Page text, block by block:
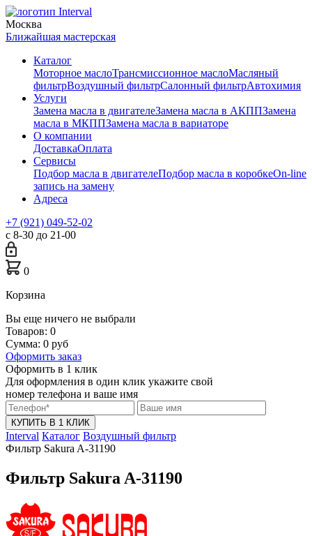
Москва
Ближайшая мастерская
Каталог
Моторное маслоТрансмиссионное маслоМасляный
фильтрВоздушный фильтрСалонный фильтрАвтохимия
Услуги
Замена масла в двигателеЗамена масла в АКППЗамена
масла в МКППЗамена масла в вариаторе
О компании
ДоставкаОплата
Сервисы
Подбор масла в двигателеПодбор масла в коробкеOn-line
запись на замену
Адреса
+7 (921) 049-52-02
с 8-30 до 21-00
0
Корзина
Вы еще ничего не выбрали
Товаров: 0
Сумма: 0 руб
Оформить заказ
Оформить в 1 клик
Для оформления в один клик укажите свой
номер телефона и ваше имя
КУПИТЬ В 1 КЛИК
Interval Каталог Воздушный фильтр
Фильтр Sakura A-31190
Фильтр Sakura A-31190